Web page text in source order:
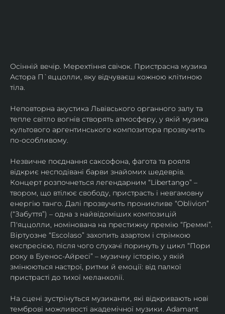
Осінній вечір. Мерехтіння свічок. Пристрасна музика
Астора П`яццолли, яку відчуваєш кожною клітиною
тіла.
Неповторна акустика Львівського органного залу та
тепле світло вогнів створять атмосферу, у якій музика
культового аргентинського композитора прозвучить
по-особливому.
Незвичне поєднання саксофона, фагота та рояля
відкриє несподівані барви знайомих шедеврів.
Концерт розпочнеться легендарним “Libertango” –
твором, що втілює свободу, пристрасть і невгамовну
енергію танго. Далі прозвучить проникливе “Oblivion”
(“Забуття”) – одна з найвідоміших композицій
П'яццолли, номінована на престижну премію “Греммі”.
Віртуозне “Escolaso” захопить азартом і стрімкою
експресією, після чого слухачі поринуть у цикл “Пори
року в Буенос-Айресі” – музичну історію, у якій
змінюються настрої, ритми й емоції: від палкої
пристрасті до тихої меланхолії.
На сцені зустрінуться музиканти, які відкривають нові
темброві можливості академічної музики. Adamant